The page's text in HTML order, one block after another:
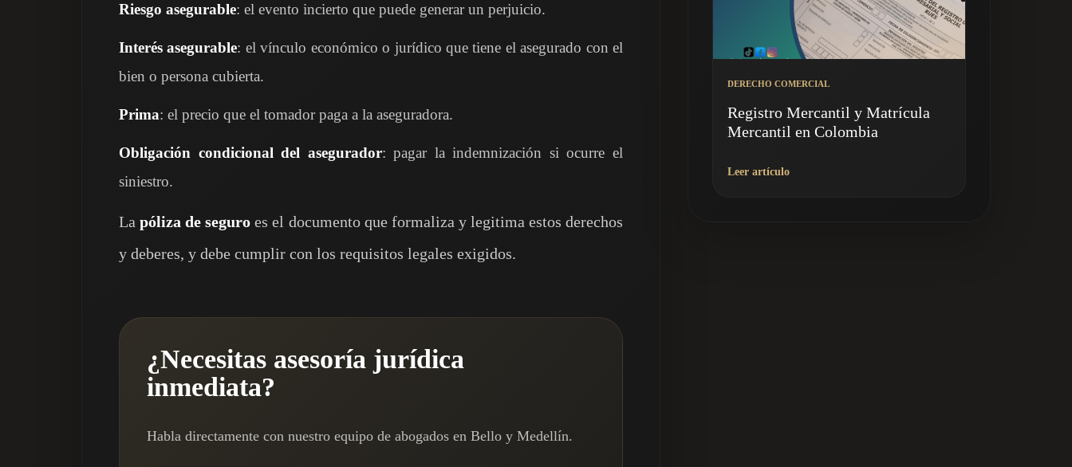
Riesgo asegurable: el evento incierto que puede generar un perjuicio.
Interés asegurable: el vínculo económico o jurídico que tiene el asegurado con el
bien o persona cubierta.
Prima: el precio que el tomador paga a la aseguradora.
Obligación condicional del asegurador: pagar la indemnización si ocurre el
siniestro.
Lapóliza de seguro es el documento que formaliza y legitima estos derechos
y deberes, y debe cumplir con los requisitos legales exigidos.
¿Necesitas asesoría jurídica
inmediata?
Habla directamente con nuestro equipo de abogados en Bello y Medellín.
DERECHO COMERCIAL
Registro Mercantil y Matrícula
Mercantil en Colombia
Leer artículo